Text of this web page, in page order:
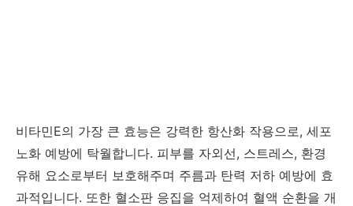
비타민E의 가장 큰 효능은 강력한 항산화 작용으로, 세포
노화 예방에 탁월합니다. 피부를 자외선, 스트레스, 환경
유해 요소로부터 보호해주며 주름과 탄력 저하 예방에 효
과적입니다. 또한 혈소판 응집을 억제하여 혈액 순환을 개